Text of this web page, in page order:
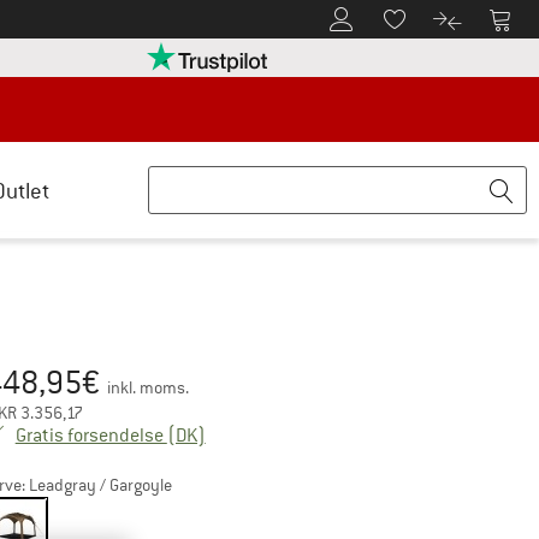
Til kundekontoenTil huskesedlen.
Til Til
her Åbnes i en infoboks Vi er Trustpilot-certificeret -
€ inkl. moms.
KR 3.356,17
Gratis forsendelse (DK)
Leadgray / Gargoyle